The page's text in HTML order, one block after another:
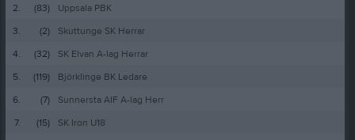
2.
(83)
Uppsala PBK
3.
(2)
Skuttunge SK Herrar
4.
(32)
SK Elvan A-lag Herrar
5.
(119)
Björklinge BK Ledare
6.
(7)
Sunnersta AIF A-lag Herr
7.
(15)
SK Iron U18